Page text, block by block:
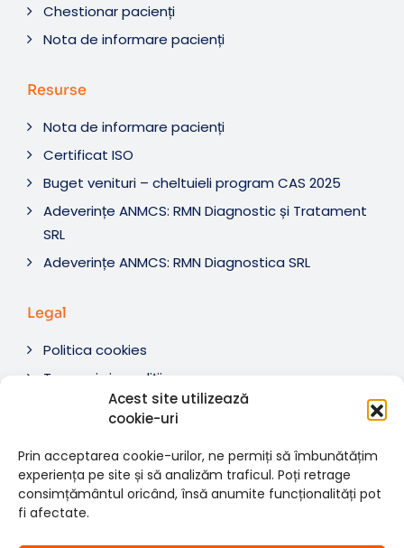
Acest site utilizează
cookie-uri
Prin acceptarea cookie-urilor, ne permiți să îmbunătățim
experiența pe site și să analizăm traficul. Poți retrage
consimțământul oricând, însă anumite funcționalități pot
fi afectate.
Chestionar pacienți
Nota de informare pacienți
Resurse
Nota de informare pacienți
Certificat ISO
Buget venituri – cheltuieli program CAS 2025
Adeverințe ANMCS: RMN Diagnostic și Tratament
SRL
Adeverințe ANMCS: RMN Diagnostica SRL
Legal
Politica cookies
Termeni si condiții
Soluționare litigii